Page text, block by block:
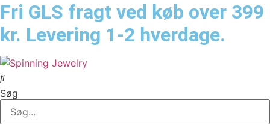
Fri GLS fragt ved køb over 399
kr. Levering 1-2 hverdage.
Søg